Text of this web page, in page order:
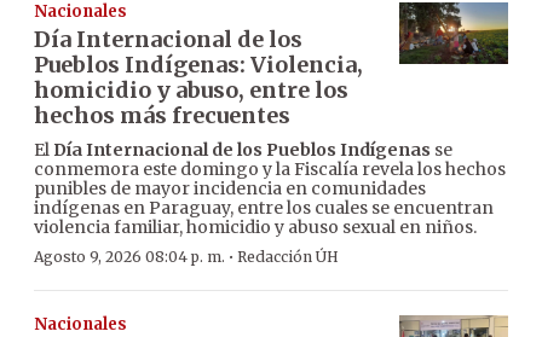
Nacionales
Día Internacional de los
Pueblos Indígenas: Violencia,
homicidio y abuso, entre los
hechos más frecuentes
El Día Internacional de los Pueblos Indígenas se
conmemora este domingo y la Fiscalía revela los hechos
punibles de mayor incidencia en comunidades
indígenas en Paraguay, entre los cuales se encuentran
violencia familiar, homicidio y abuso sexual en niños.
Agosto 9, 2026 08:04 p. m. · Redacción ÚH
Nacionales